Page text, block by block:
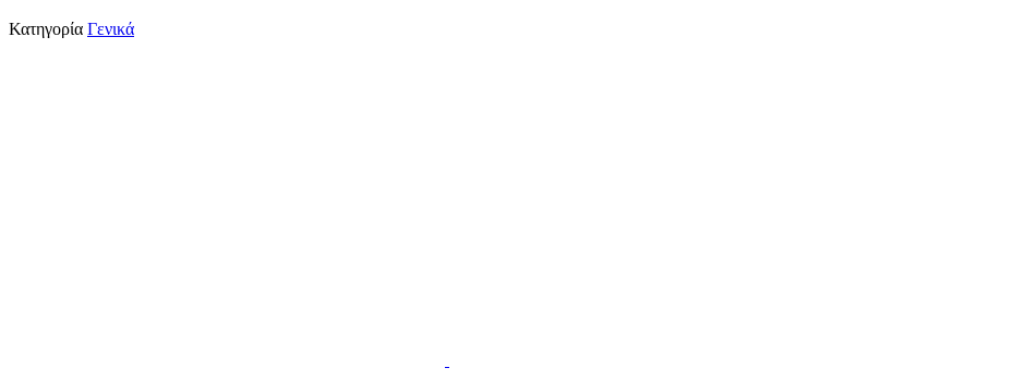
Κατηγορία Γενικά